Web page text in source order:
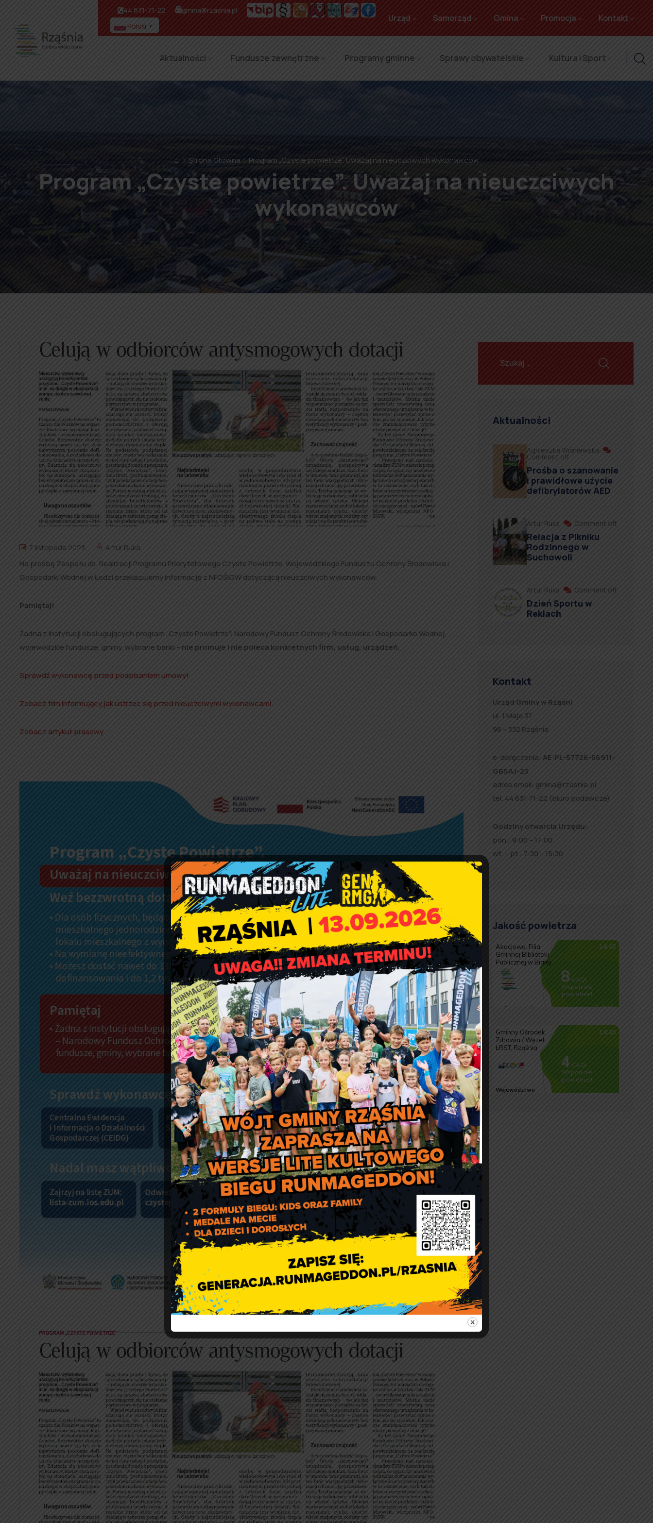
44 631-71-22 gmina@rzasnia.pl
Polski ▼
Urząd Samorząd Gmina Promocja Kontakt
Aktualności Fundusze zewnętrzne Programy gminne Sprawy obywatelskie Kultura i Sport
⌂ Strona Główna Program „Czyste powietrze”. Uważaj na nieuczciwych wykonawców
Program „Czyste powietrze”. Uważaj na nieuczciwych
wykonawców
7 listopada 2023
Artur Ruka
Na prośbę Zespołu ds. Realizacji Programu Priorytetowego Czyste Powietrze, Wojewódzkiego Funduszu Ochrony Środowiska i
Gospodarki Wodnej w Łodzi przekazujemy informację z NFOŚiGW dotyczącą nieuczciwych wykonawców.
Pamiętaj!
Żadna z instytucji obsługujących program „Czyste Powietrze”: Narodowy Fundusz Ochrony Środowiska i Gospodarko Wodnej,
wojewódzkie fundusze, gminy, wybrane banki – nie promuje i nie poleca konkretnych firm, usług, urządzeń.
Sprawdź wykonawcę przed podpisaniem umowy!
Zobacz film informujący,jak ustrzec się przed nieuczciwymi wykonawcami.
Zobacz artykuł prasowy.
Aktualności
Agnieszka Wiśniewska
Comment off
Prośba o szanowanie
i prawidłowe użycie
defibrylatorów AED
Artur Ruka Comment off
Relacja z Pikniku
Rodzinnego w
Suchowoli
Artur Ruka Comment off
Dzień Sportu w
Reklach
Kontakt
Urząd Gminy w Rząśni
ul. 1 Maja 37
98 – 332 Rząśnia
e-doręczenia: AE:PL-57726-56911-
GBSAJ-23
adres email: gmina@rzasnia.pl
tel. 44 631-71-22 (biuro podawcze)
Godziny otwarcia Urzędu:
pon.: 9:00 – 17:00
wt. – pt.: 7:30 – 15:30
Jakość powietrza